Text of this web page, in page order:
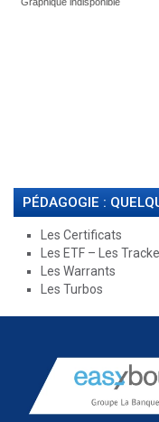
PÉDAGOGIE :
Les Certificats
Les ETF – Les
Les Warrants
Les Turbos